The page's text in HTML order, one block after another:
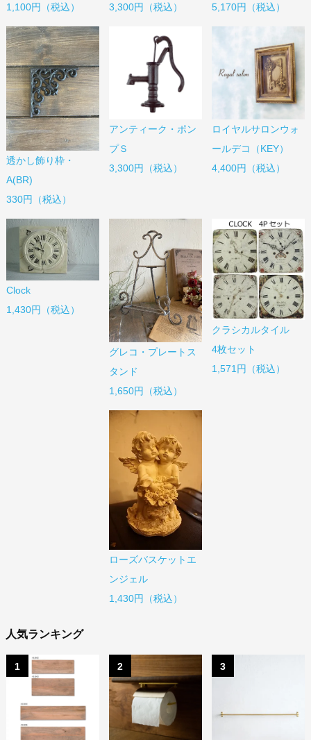
1,100円（税込） 3,300円（税込） 5,170円（税込）
透かし飾り枠・
A(BR)
330円（税込）
アンティーク・ポン
プＳ
3,300円（税込）
ロイヤルサロンウォ
ールデコ（KEY）
4,400円（税込）
Clock
1,430円（税込）
グレコ・プレートス
タンド
1,650円（税込）
クラシカルタイル
4枚セット
1,571円（税込）
ローズバスケットエ
ンジェル
1,430円（税込）
人気ランキング
1 2 3